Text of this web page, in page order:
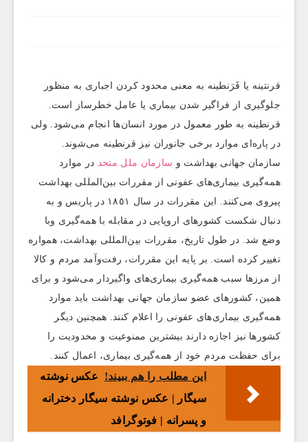
قرنتینه یا قَرَنطینه به معنی محدود کردن اجباری به منظور
جلوگیری از فراگیر شدن بیماری یا عامل خطرساز است.
قرنطینه به طور معمول در مورد انسان‌ها انجام می‌شود. ولی
در پاره‌ای موارد برخی جانوران نیز قرنطینه می‌شوند.
سازمان جهانی بهداشت و سازمان ملل متحد در موارد
همه‌گیری بیماری‌های عفونی از مقررات بین‌المللی بهداشت
پیروی می‌کنند. این مقررات در سال ١٨٥١ در پاریس و به
دنبال شکست کشورهای اروپایی در مقابله با همه‌گیری وبا
وضع شد. در طول تاریخ، مقررات بین‌المللی بهداشت، همواره
تغییر کرده است. بر پایه این مقررات، رفت‌وآمد مردم و کالا
از مرزها سبب همه‌گیری بیماری‌های واگیردار می‌شود و برای
همین، کشورهای عضو سازمان جهانی بهداشت باید موارد
همه‌گیری بیماری‌های عفونی را اعلام کنند. همچنین دیگر
کشورها نیز اجازه دارند بیشترین ممنوعیت‌ و محدودیت را
برای حفظت مردم خود از همه‌گیری بیماری، اعمال کنند.
این مطلب را هم ببیند!
عکس نوشته
سیگار | عکس نوشته سیگار دخترانه
و پسرانه | فوتوگرافد